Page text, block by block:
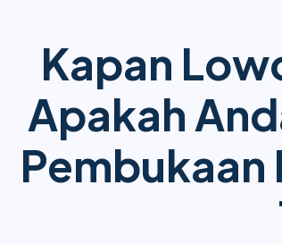
Kapan
Apakah
Pembukaan